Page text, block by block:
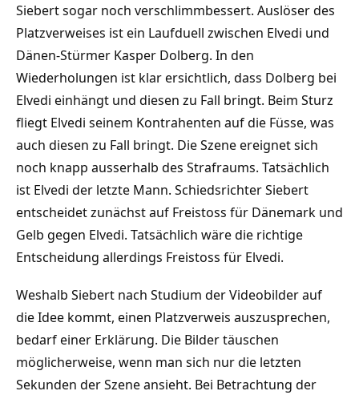
Siebert sogar noch verschlimmbessert. Auslöser des
Platzverweises ist ein Laufduell zwischen Elvedi und
Dänen-Stürmer Kasper Dolberg. In den
Wiederholungen ist klar ersichtlich, dass Dolberg bei
Elvedi einhängt und diesen zu Fall bringt. Beim Sturz
fliegt Elvedi seinem Kontrahenten auf die Füsse, was
auch diesen zu Fall bringt. Die Szene ereignet sich
noch knapp ausserhalb des Strafraums. Tatsächlich
ist Elvedi der letzte Mann. Schiedsrichter Siebert
entscheidet zunächst auf Freistoss für Dänemark und
Gelb gegen Elvedi. Tatsächlich wäre die richtige
Entscheidung allerdings Freistoss für Elvedi.
Weshalb Siebert nach Studium der Videobilder auf
die Idee kommt, einen Platzverweis auszusprechen,
bedarf einer Erklärung. Die Bilder täuschen
möglicherweise, wenn man sich nur die letzten
Sekunden der Szene ansieht. Bei Betrachtung der